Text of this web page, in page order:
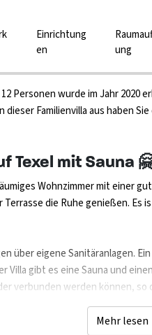
Einrichtung
en
ung
Personen wurde im Jahr
dieser Familienvilla aus haben
Texel mit Sauna
Wohnzimmer mit einer
die Ruhe genießen. Es
über eigene Sanitäranlagen.
gibt es eine Sauna und
verbunden werden können,
Mehr lesen